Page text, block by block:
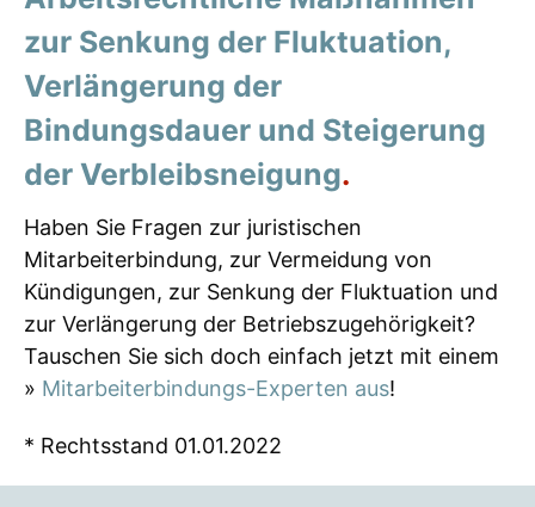
zur Senkung der Fluktuation,
Verlängerung der
Bindungsdauer und Steigerung
der Verbleibsneigung.
Haben Sie Fragen zur juristischen
Mitarbeiterbindung, zur Vermeidung von
Kündigungen, zur Senkung der Fluktuation und
zur Verlängerung der Betriebszugehörigkeit?
Tauschen Sie sich doch einfach jetzt mit einem
» Mitarbeiterbindungs-Experten aus!
* Rechtsstand 01.01.2022